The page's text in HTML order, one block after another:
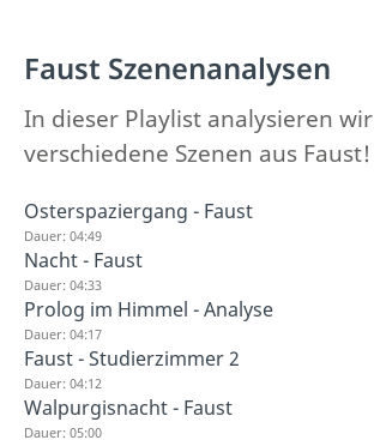
Faust Szenenanalysen
In dieser Playlist analysieren wir
verschiedene Szenen aus Faust!
Osterspaziergang - Faust
Dauer: 04:49
Nacht - Faust
Dauer: 04:33
Prolog im Himmel - Analyse
Dauer: 04:17
Faust - Studierzimmer 2
Dauer: 04:12
Walpurgisnacht - Faust
Dauer: 05:00